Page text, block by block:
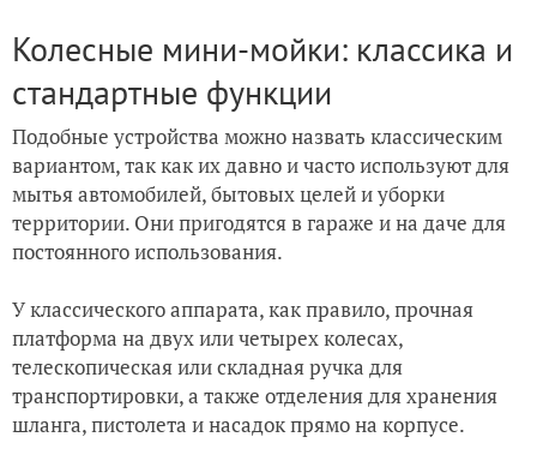
Колесные мини-мойки: классика и
стандартные функции
Подобные устройства можно назвать классическим
вариантом, так как их давно и часто используют для
мытья автомобилей, бытовых целей и уборки
территории. Они пригодятся в гараже и на даче для
постоянного использования.
У классического аппарата, как правило, прочная
платформа на двух или четырех колесах,
телескопическая или складная ручка для
транспортировки, а также отделения для хранения
шланга, пистолета и насадок прямо на корпусе.